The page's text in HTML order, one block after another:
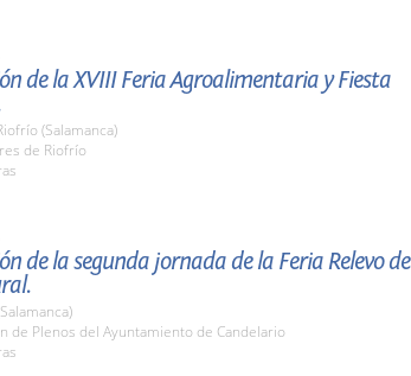
de la XVIII Feria Agroalimentaria y Fiesta
(Salamanca)
de Riofrío
de la segunda jornada de la Feria Relevo de
de Plenos del Ayuntamiento de Candelario